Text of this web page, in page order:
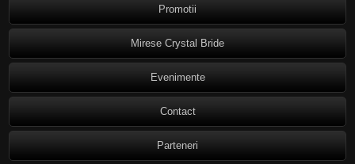
Promotii
Mirese Crystal Bride
Evenimente
Contact
Parteneri